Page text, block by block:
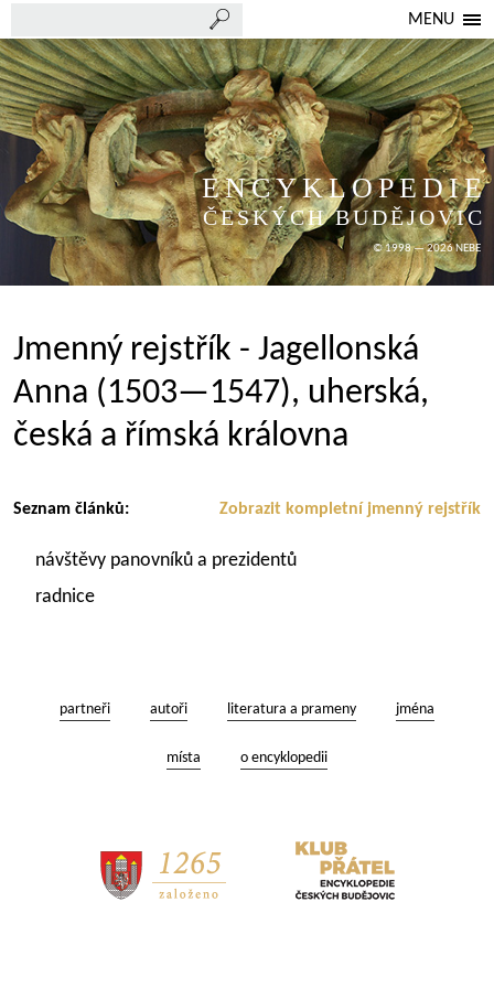
MENU
ENCYKLOPEDIE
ČESKÝCH BUDĚJOVIC
© 1998 — 2026 NEBE
Jmenný rejstřík - Jagellonská
Anna (1503—1547), uherská,
česká a římská královna
Zobrazit kompletní jmenný rejstřík
Seznam článků:
návštěvy panovníků a prezidentů
radnice
partneři autoři literatura a prameny jména
místa o encyklopedii